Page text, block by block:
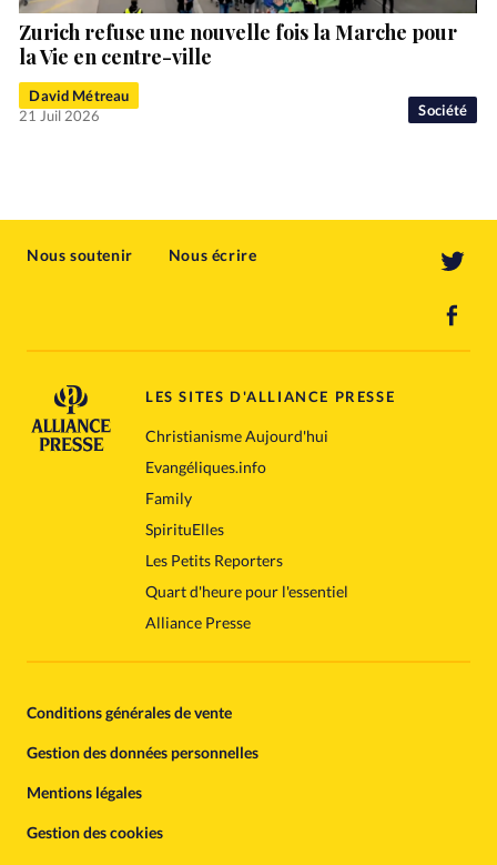
Société
Zurich refuse une nouvelle fois la Marche pour
la Vie en centre-ville
David Métreau
21 Juil 2026
Nous soutenir Nous écrire
LES SITES D'ALLIANCE PRESSE
Christianisme Aujourd'hui
Evangéliques.info
Family
SpirituElles
Les Petits Reporters
Quart d'heure pour l'essentiel
Alliance Presse
Conditions générales de vente
Gestion des données personnelles
Mentions légales
Gestion des cookies